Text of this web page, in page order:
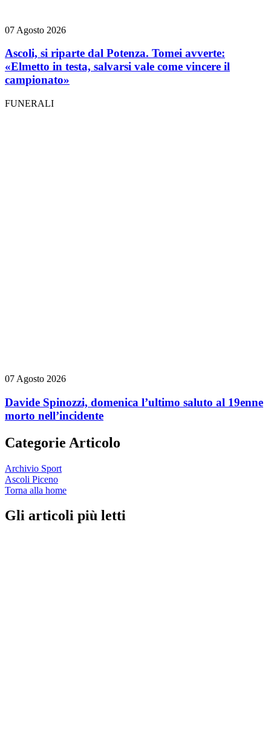
07 Agosto 2026
Ascoli, si riparte dal Potenza. Tomei avverte:
«Elmetto in testa, salvarsi vale come vincere il
campionato»
FUNERALI
07 Agosto 2026
Davide Spinozzi, domenica l’ultimo saluto al 19enne
morto nell’incidente
Categorie Articolo
Archivio Sport
Ascoli Piceno
Torna alla home
Gli articoli più letti